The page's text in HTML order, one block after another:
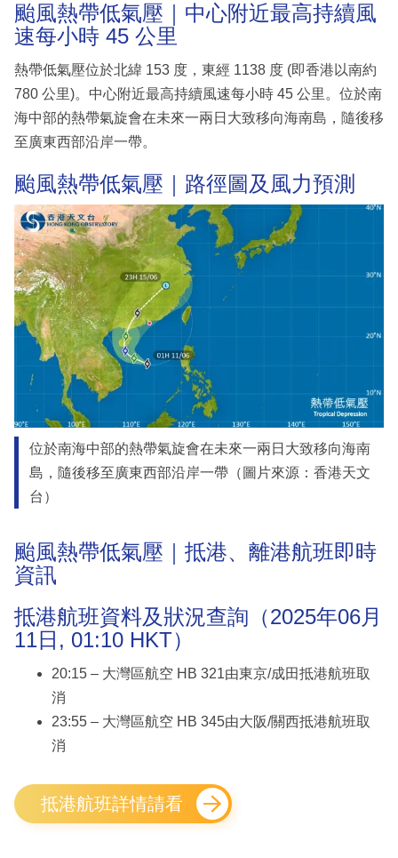
專
欄
訂
閱
專
區
颱風熱帶低氣壓｜中心附近最高持續風
速每小時 45 公里
熱帶低氣壓位於北緯 153 度，東經 1138 度 (即香港以南約
780 公里)。中心附近最高持續風速每小時 45 公里。位於南
海中部的熱帶氣旋會在未來一兩日大致移向海南島，隨後移
至廣東西部沿岸一帶。
颱風熱帶低氣壓｜路徑圖及風力預測
位於南海中部的熱帶氣旋會在未來一兩日大致移向海南
島，隨後移至廣東西部沿岸一帶（圖片來源：香港天文
台）
颱風熱帶低氣壓｜抵港、離港航班即時
資訊
抵港航班資料及狀況查詢（2025年06月
11日, 01:10 HKT）
20:15 – 大灣區航空 HB 321由東京/成田抵港航班取
消
23:55 – 大灣區航空 HB 345由大阪/關西抵港航班取
消
抵港航班詳情請看